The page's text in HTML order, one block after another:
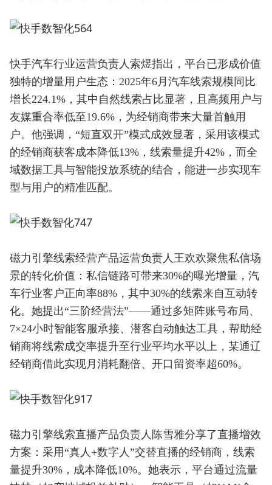
快手汽车行业运营负责人索煜指出，平台已形成价值
独特的增量用户生态：2025年6月汽车线索规模同比
增长224.1%，其中自然线索占比显著，且高频用户与
友媒重合率低至19.6%，为经销商带来大量首触用
户。他强调，“短直双开”模式成效显著，采用该模式
的经销商获客成本降低13%，线索量提升42%，而全
域数据工具与智能投放系统的结合，能进一步实现车
型与用户的精准匹配。
磁力引擎线索经营产品运营负责人王欢欢聚焦私信场
景的转化价值：私信链路可带来30%的曝光增量，汽
车行业客户正向率88%，其中30%的线索来自互动转
化。她提出“三阶经营法”——通过多矩阵账号布局、
7×24小时智能客服承接、潜客自动触达工具，帮助经
销商将线索成交率提升至行业平均水平以上，某通辽
经销商借此实现月消耗翻倍、开口留资率超60%。
磁力引擎线索直播产品负责人陈雪雅分享了直播增效
方案：采用“真人+数字人”交替直播的经销商，线索
量提升30%，成本降低10%。她表示，平台通过流量